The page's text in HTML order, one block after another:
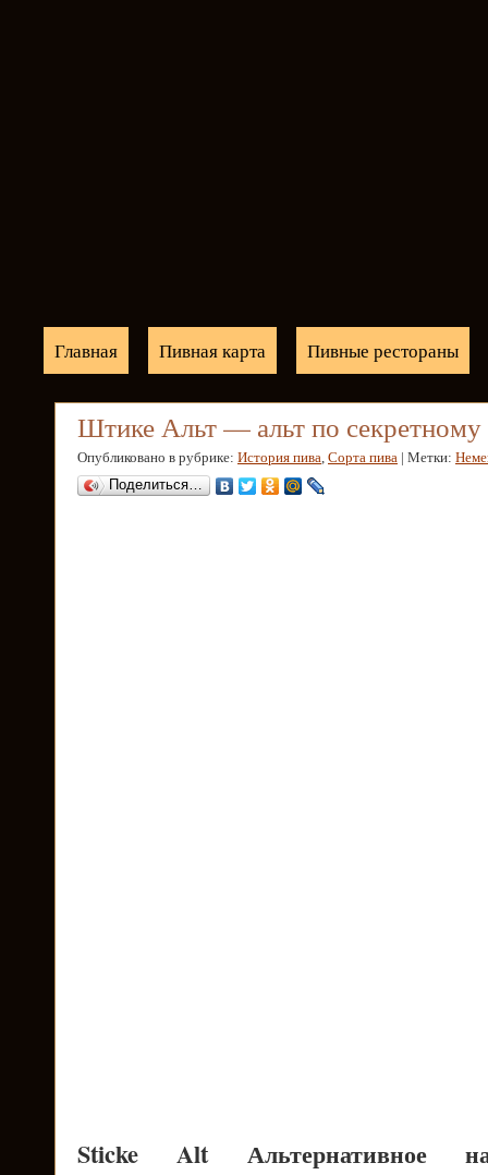
Главная Пивная карта Пивные рестораны
Штике Альт — альт по секретному
Опубликовано в рубрике: История пива, Сорта пива | Метки:
Поделиться…
Sticke Alt Альтернативное